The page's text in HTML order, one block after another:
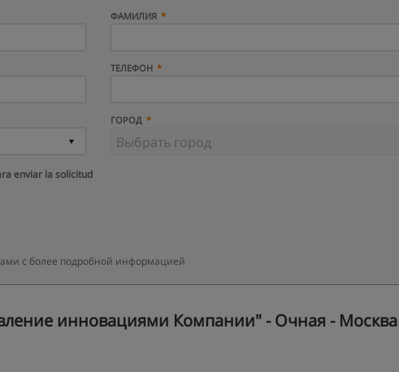
ФАМИЛИЯ
ТЕЛЕФОН
ГОРОД
enviar la solicitud
с более подробной информацией
инновациями Компании" - Очная -